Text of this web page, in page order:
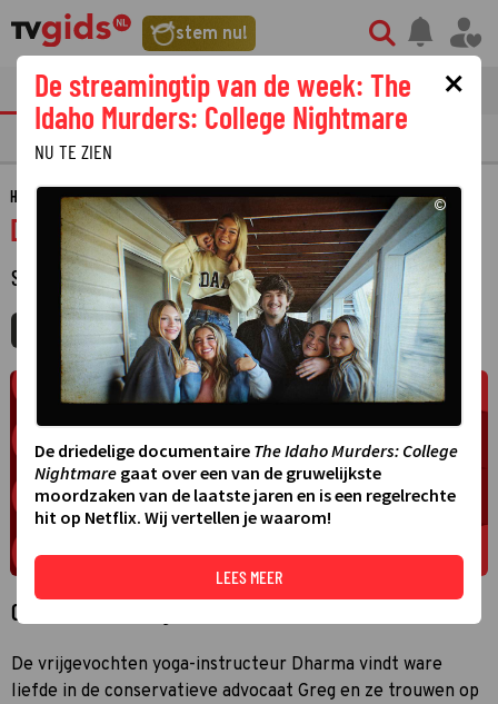
stem nu!
tvgids streaming nieuws
PRIMETIME GEMIST
HOME GIDS DHARMA & GREG
Dharma & Greg
SERIE ·
MIJNGIDS AGENDA DELEN
Over Dharma & Greg
De vrijgevochten yoga-instructeur Dharma vindt ware
liefde in de conservatieve advocaat Greg en ze trouwen op
×
De streamingtip van de week: The
Idaho Murders: College Nightmare
NU TE ZIEN
©
De driedelige documentaire The Idaho Murders: College
Nightmare gaat over een van de gruwelijkste
moordzaken van de laatste jaren en is een regelrechte
hit op Netflix. Wij vertellen je waarom!
LEES MEER